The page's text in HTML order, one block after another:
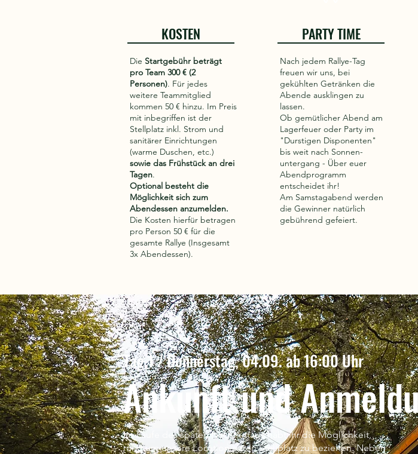
KOSTEN
Die Startgebühr beträgt
pro Team 300 € (2
Personen). Für jedes
weitere Teammitglied
kommen 50 € hinzu. Im Preis
mit inbegriffen ist der
Stellplatz inkl. Strom und
sanitärer Einrichtungen
(warme Duschen, etc.)
sowie das Frühstück an drei
Tagen.
Optional besteht die
Möglichkeit sich zum
Abendessen anzumelden.
Die Kosten hierfür betragen
pro Person 50 € für die
gesamte Rallye (Insgesamt
3x Abendessen).
PARTY TIME
Nach jedem Rallye-Tag
freuen wir uns, bei
gekühlten Getränken die
Abende ausklingen zu
lassen.
Ob gemütlicher Abend am
Lagerfeuer oder Party im
"Durstigen Disponenten"
bis weit nach Sonnen-
untergang - Über euer
Abendprogramm
entscheidet ihr!
Am Samstagabend werden
die Gewinner natürlich
gebührend gefeiert.
Alle Details in
Ich bin ein Textabschnitt. Klicke hier und
oder doppelklicke, um Inhalt hinzuzufügen und
um Besuchern etwas mehr
Tag 1 / Donnerstag, 04.09. ab 16:00 Uhr
Ankunft und
Im Laufe des späten Nachmittags habt ihr die Möglichkeit,
rund um unsere Location euren Stellplatz zu beziehen. Neben